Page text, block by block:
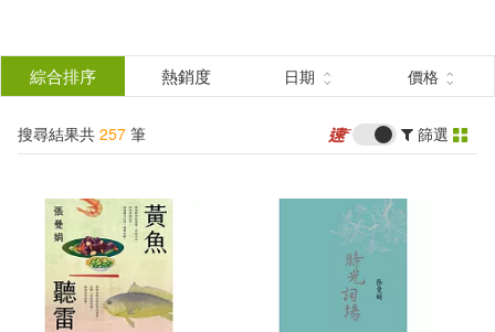
結
分類 (單選)
所有商品(257) 圖書(181)
影音(5) 電子書(66)
有聲書(5)
綜合排序 熱銷度 日期 價格
搜尋結果共 257 筆 篩選